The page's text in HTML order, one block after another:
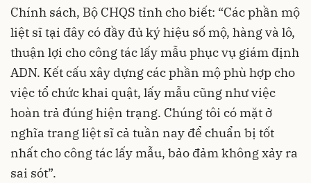
Chính sách, Bộ CHQS tỉnh cho biết: “Các phần mộ
liệt sĩ tại đây có đầy đủ ký hiệu số mộ, hàng và lô,
thuận lợi cho công tác lấy mẫu phục vụ giám định
ADN. Kết cấu xây dựng các phần mộ phù hợp cho
việc tổ chức khai quật, lấy mẫu cũng như việc
hoàn trả đúng hiện trạng. Chúng tôi có mặt ở
nghĩa trang liệt sĩ cả tuần nay để chuẩn bị tốt
nhất cho công tác lấy mẫu, bảo đảm không xảy ra
sai sót”.